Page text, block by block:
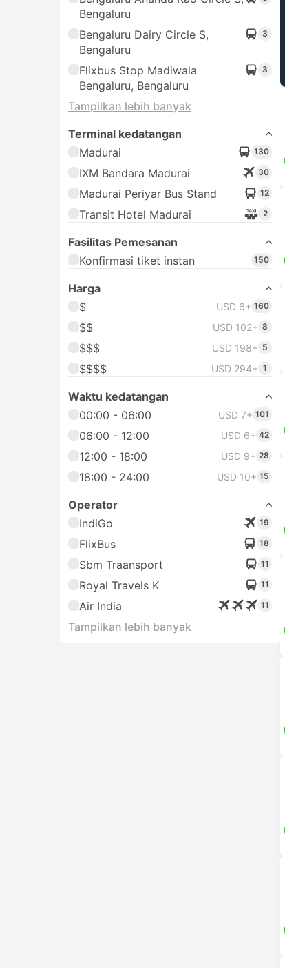
Bengaluru
Bengaluru Dairy Circle S,
Bengaluru
3
Flixbus Stop Madiwala
Bengaluru, Bengaluru
3
Tampilkan lebih banyak
Terminal kedatangan
Madurai
130
IXM Bandara Madurai 30
Madurai Periyar Bus Stand 12
Transit Hotel Madurai 2
Fasilitas Pemesanan
Konfirmasi tiket instan
150
Harga
$
USD 6+ 160
$$ USD 102+ 8
$$$ USD 198+ 5
$$$$ USD 294+ 1
Waktu kedatangan
00:00 - 06:00
USD 7+ 101
06:00 - 12:00 USD 6+ 42
12:00 - 18:00 USD 9+ 28
18:00 - 24:00 USD 10+ 15
Operator
IndiGo
19
FlixBus 18
Sbm Traansport 11
Royal Travels K 11
Air India 11
Tampilkan lebih banyak